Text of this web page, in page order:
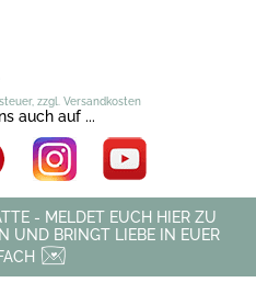
zzgl. Versandkosten
auch auf ...
- MELDET EUCH HIER ZU
UND BRINGT LIEBE IN EUER